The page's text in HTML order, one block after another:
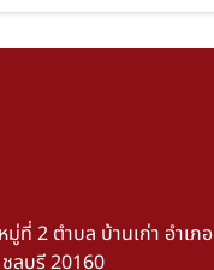
ที่ 2 ตำบล บ้านเก่า อำเภอ
ลบุรี 20160